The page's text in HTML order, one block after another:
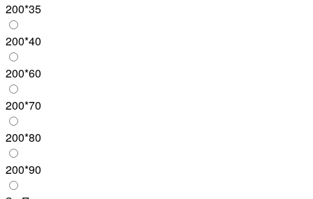
200*35
200*40
200*60
200*70
200*80
200*90